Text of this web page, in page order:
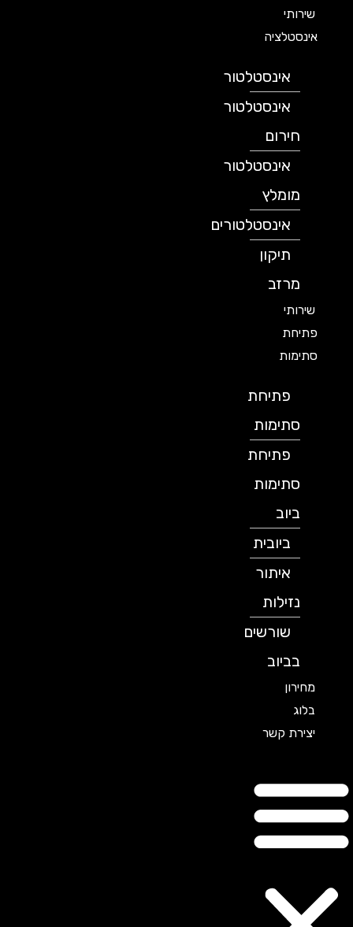
שירותי
אינסטלציה
אינסטלטור
אינסטלטור
חירום
אינסטלטור
מומלץ
אינסטלטורים
תיקון
מרזב
שירותי
פתיחת
סתימות
פתיחת
סתימות
פתיחת
סתימות
ביובית
איתור
נזילות
שורשים
בביוב
מחירון
יצירת קשר